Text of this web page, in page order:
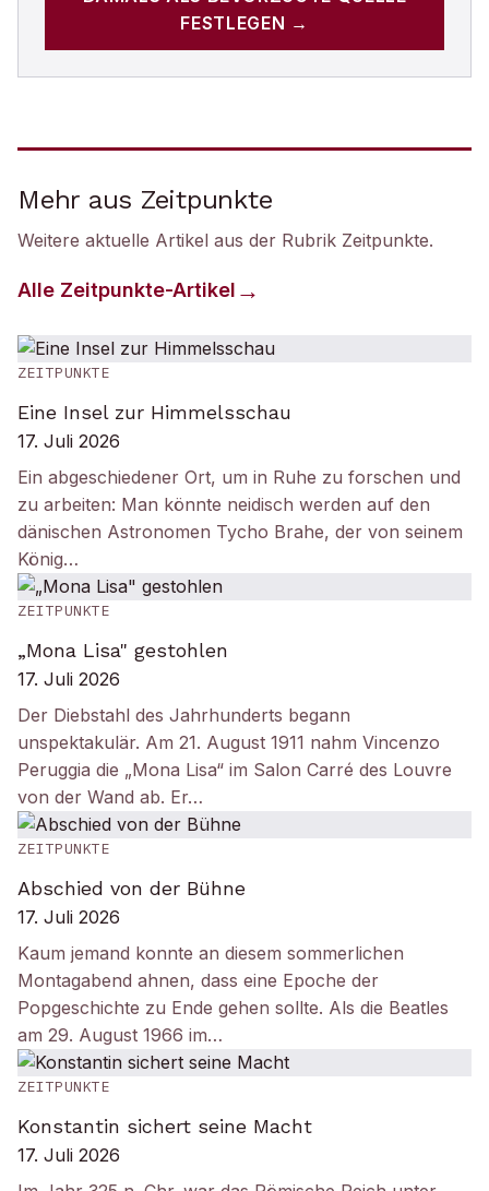
FESTLEGEN →
Mehr aus Zeitpunkte
Weitere aktuelle Artikel aus der Rubrik Zeitpunkte.
Alle Zeitpunkte-Artikel
ZEITPUNKTE
Eine Insel zur Himmelsschau
17. Juli 2026
Ein abgeschiedener Ort, um in Ruhe zu forschen und
zu arbeiten: Man könnte neidisch werden auf den
dänischen Astronomen Tycho Brahe, der von seinem
König…
ZEITPUNKTE
„Mona Lisa" gestohlen
17. Juli 2026
Der Diebstahl des Jahrhunderts begann
unspektakulär. Am 21. August 1911 nahm Vincenzo
Peruggia die „Mona Lisa“ im Salon Carré des Louvre
von der Wand ab. Er…
ZEITPUNKTE
Abschied von der Bühne
17. Juli 2026
Kaum jemand konnte an diesem sommerlichen
Montagabend ahnen, dass eine Epoche der
Popgeschichte zu Ende gehen sollte. Als die Beatles
am 29. August 1966 im…
ZEITPUNKTE
Konstantin sichert seine Macht
17. Juli 2026